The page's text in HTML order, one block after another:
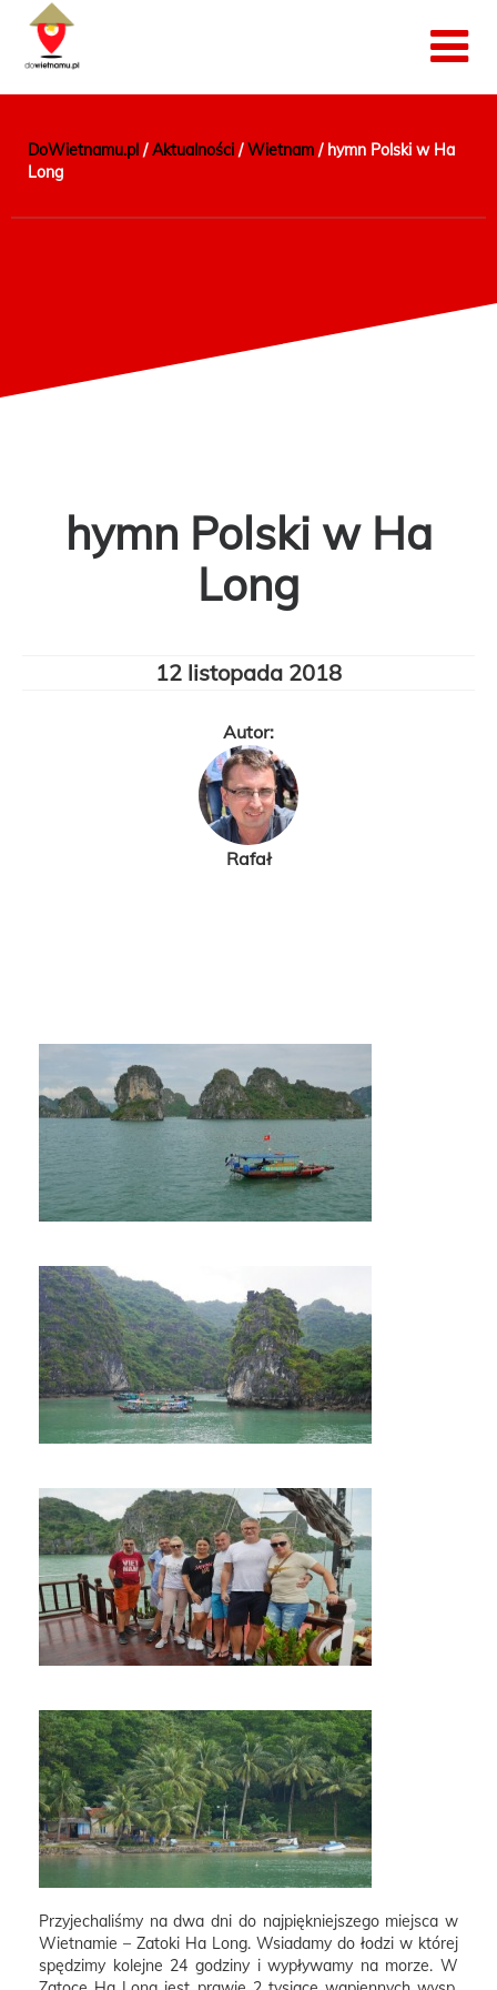
DoWietnamu.pl /Aktualności /Wietnam / hymn Polski w Ha
Long
hymn Polski w Ha
Long
12 listopada 2018
Autor:
Rafał
Przyjechaliśmy na dwa dni do najpiękniejszego miejsca w
Wietnamie – Zatoki Ha Long. Wsiadamy do łodzi w której
spędzimy kolejne 24 godziny i wypływamy na morze. W